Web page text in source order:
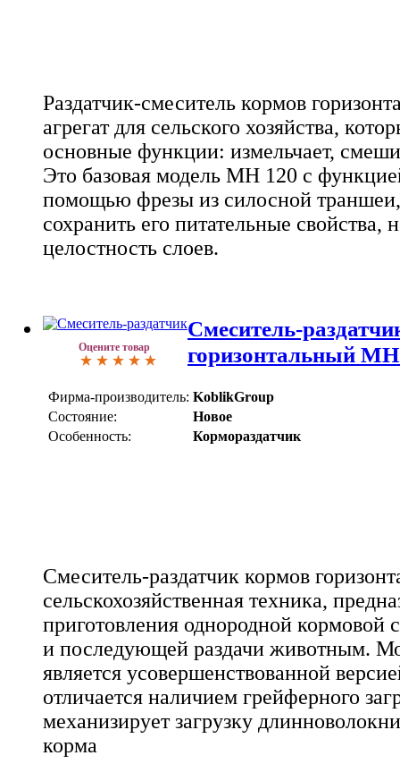
Раздатчик-смеситель кормов
агрегат для сельского хозяйства,
основные функции: измельчает,
Это базовая модель MH 120 с
помощью фрезы из силосной траншеи,
сохранить его питательные свойства,
целостность слоев.
Оцените товар
Смеситель-
горизонтальный
Фирма-производитель: KoblikGroup
Состояние:
Новое
Особенность:
Кормораздатчик
Смеситель-раздатчик кормов
сельскохозяйственная техника,
приготовления однородной кормовой
и последующей раздачи животным.
является усовершенствованной
отличается наличием грейферного
механизирует загрузку
корма